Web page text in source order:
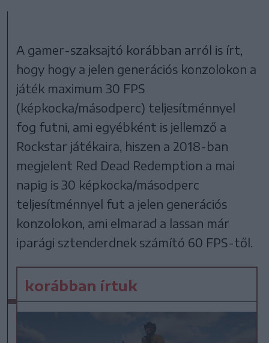
A gamer-szaksajtó korábban arról is írt,
hogy hogy a jelen generációs konzolokon a
játék maximum 30 FPS
(képkocka/másodperc) teljesítménnyel
fog futni, ami egyébként is jellemző a
Rockstar játékaira, hiszen a 2018-ban
megjelent Red Dead Redemption a mai
napig is 30 képkocka/másodperc
teljesítménnyel fut a jelen generációs
konzolokon, ami elmarad a lassan már
iparági sztenderdnek számító 60 FPS-től.
korábban írtuk